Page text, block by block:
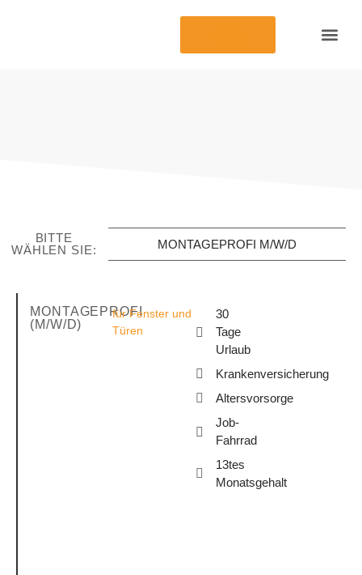
BITTE
WÄHLEN SIE:
MONTAGEPROFI M/W/D
MONTAGEPROFI
(M/W/D)
für Fenster und
Türen
30
Tage
Urlaub
Krankenversicherung
Altersvorsorge
Job-
Fahrrad
13tes
Monatsgehalt